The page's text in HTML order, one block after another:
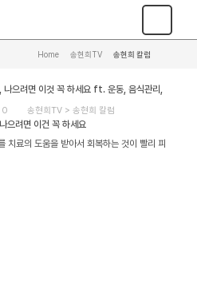
Home 송현희TV 송현희 칼럼
나으려면 이것 꼭 하세요 ft. 운동, 음식관리,
0 송현희TV >송현희 칼럼
으려면 이건 꼭 하세요
치료의 도움을 받아서 회복하는 것이 빨리 피